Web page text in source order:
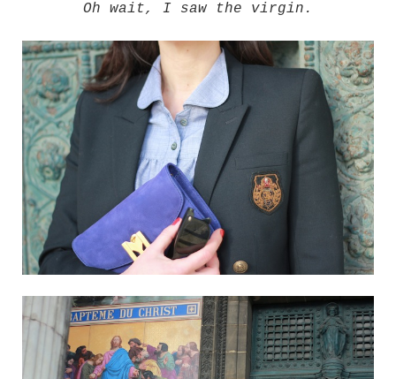
Oh wait, I saw the virgin.